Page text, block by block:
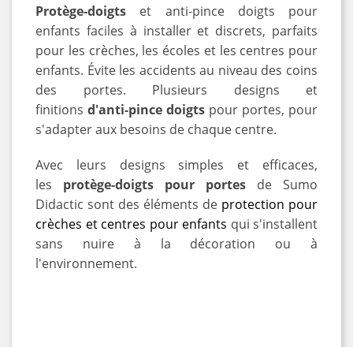
Protège-doigts et anti-pince doigts pour
enfants faciles à installer et discrets, parfaits
pour les crèches, les écoles et les centres pour
enfants. Évite les accidents au niveau des coins
des portes. Plusieurs designs et
finitions d'anti-pince doigts pour portes, pour
s'adapter aux besoins de chaque centre.
Avec leurs designs simples et efficaces,
les protège-doigts pour portes de Sumo
Didactic sont des éléments de protection pour
crèches et centres pour enfants qui s'installent
sans nuire à la décoration ou à
l'environnement.